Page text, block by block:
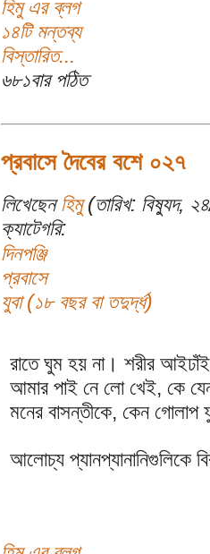
হিমু এর ব্লগ
১৪টি মন্তব্য
বিস্তারিত...
৬৮১বার পঠিত
প্রবাসে দৈবের বশে ০২৭
লিখেছেন হিমু(তারিখ: বিষ্যুদ,
ক্যাটেগরি:
দিনপঞ্জি
প্রবাসে
যুবা (১৮ বছর বা তদুর্দ্ধ)
রাতে ঘুম হয় না। শরীর
আমার পাই নে লো খেই, কে
মনের বাসন্তীকে, কেন
আলোচ্য প্যানপ্যানানিগুলিকে